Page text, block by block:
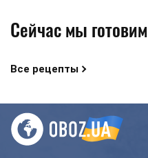
Сейчас мы готовим
Все рецепты